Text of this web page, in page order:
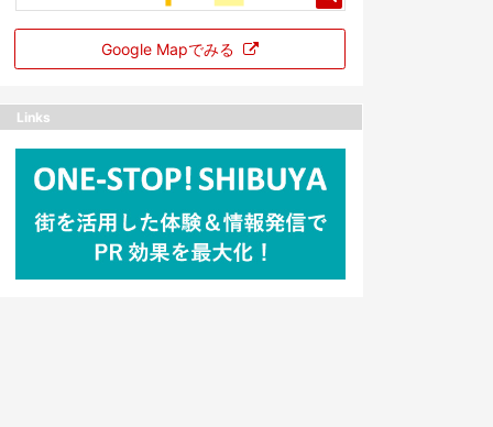
Google Mapでみる
Links